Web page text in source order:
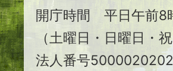
開庁時間 平日午前8
（土曜日・日曜日・
法人番号